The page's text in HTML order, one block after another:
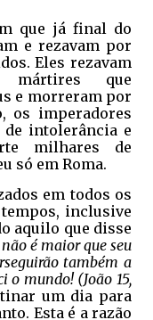
que já final do
e rezavam por
Eles rezavam
que
e morreram por
os imperadores
de intolerância e
milhares de
só em Roma.
em todos os
inclusive
aquilo que disse
é maior que seu
também a
o mundo! (João 15,
um dia para
Esta é a razão